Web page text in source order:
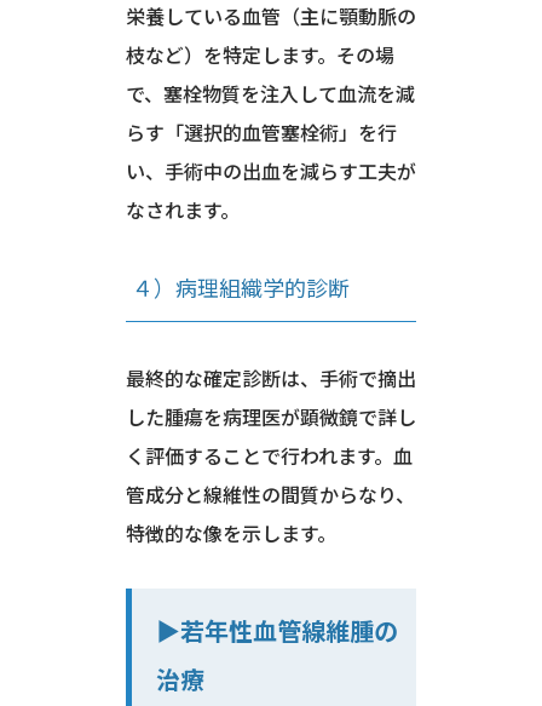
栄養している血管（主に顎動脈の
枝など）を特定します。その場
で、塞栓物質を注入して血流を減
らす「選択的血管塞栓術」を行
い、手術中の出血を減らす工夫が
なされます。
４）病理組織学的診断
最終的な確定診断は、手術で摘出
した腫瘍を病理医が顕微鏡で詳し
く評価することで行われます。血
管成分と線維性の間質からなり、
特徴的な像を示します。
▶︎若年性血管線維腫の
治療